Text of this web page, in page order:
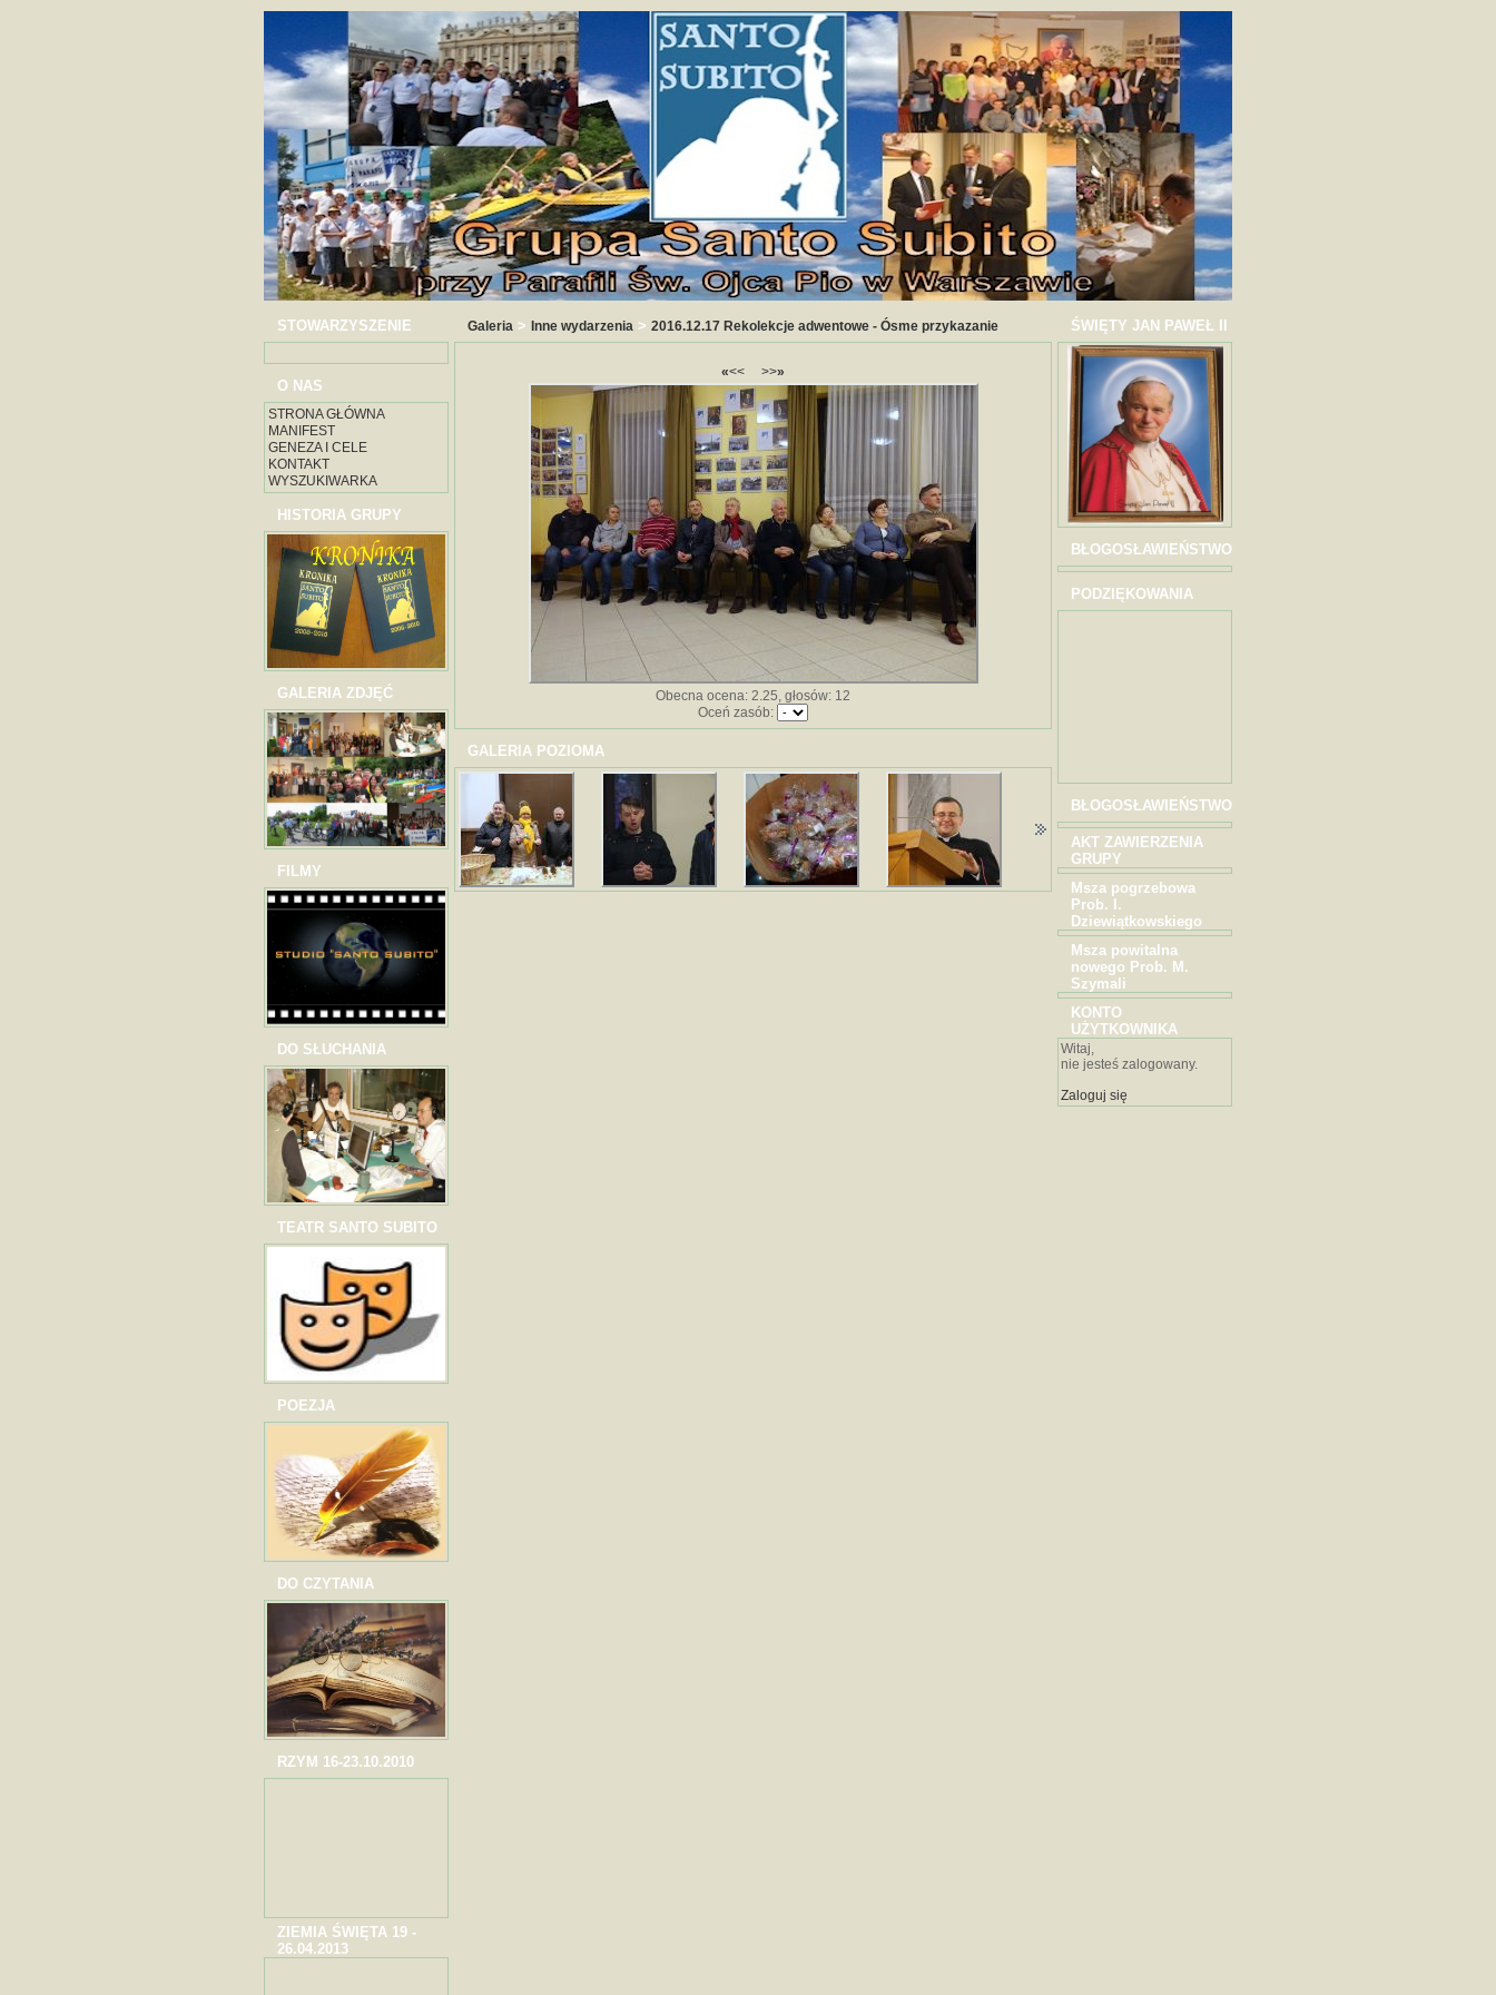
STOWARZYSZENIE
O NAS
STRONA GŁÓWNA
MANIFEST
GENEZA I CELE
KONTAKT
WYSZUKIWARKA
HISTORIA GRUPY
GALERIA ZDJĘĆ
FILMY
DO SŁUCHANIA
TEATR SANTO SUBITO
POEZJA
DO CZYTANIA
RZYM 16-23.10.2010
ZIEMIA ŚWIĘTA 19 -
26.04.2013
Galeria > Inne wydarzenia > 2016.12.17 Rekolekcje adwentowe - Ósme przykazanie
«<< >>»
Obecna ocena: 2.25, głosów: 12
Oceń zasób:
GALERIA POZIOMA
ŚWIĘTY JAN PAWEŁ II
BŁOGOSŁAWIEŃSTWO
PODZIĘKOWANIA
BŁOGOSŁAWIEŃSTWO
AKT ZAWIERZENIA
GRUPY
Msza pogrzebowa
Prob. I.
Dziewiątkowskiego
Msza powitalna
nowego Prob. M.
Szymali
KONTO
UŻYTKOWNIKA
Witaj,
nie jesteś zalogowany.
Zaloguj się